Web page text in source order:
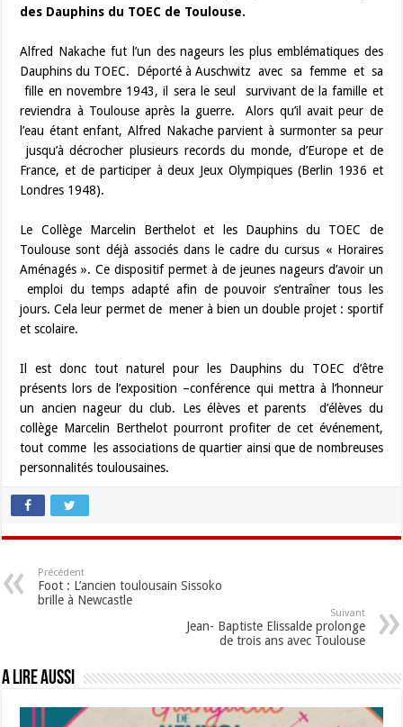
des Dauphins du TOEC de Toulouse.
Alfred Nakache fut l’un des nageurs les plus emblématiques des
Dauphins du TOEC. Déporté à Auschwitz avec sa femme et sa
fille en novembre 1943, il sera le seul survivant de la famille et
reviendra à Toulouse après la guerre. Alors qu’il avait peur de
l’eau étant enfant, Alfred Nakache parvient à surmonter sa peur
jusqu’à décrocher plusieurs records du monde, d’Europe et de
France, et de participer à deux Jeux Olympiques (Berlin 1936 et
Londres 1948).
Le Collège Marcelin Berthelot et les Dauphins du TOEC de
Toulouse sont déjà associés dans le cadre du cursus « Horaires
Aménagés ». Ce dispositif permet à de jeunes nageurs d’avoir un
emploi du temps adapté afin de pouvoir s’entraîner tous les
jours. Cela leur permet de mener à bien un double projet : sportif
et scolaire.
Il est donc tout naturel pour les Dauphins du TOEC d’être
présents lors de l’exposition –conférence qui mettra à l’honneur
un ancien nageur du club. Les élèves et parents d’élèves du
collège Marcelin Berthelot pourront profiter de cet événement,
tout comme les associations de quartier ainsi que de nombreuses
personnalités toulousaines.
Précédent
Foot : L’ancien toulousain Sissoko
brille à Newcastle
Suivant
Jean- Baptiste Elissalde prolonge
de trois ans avec Toulouse
A lire aussi